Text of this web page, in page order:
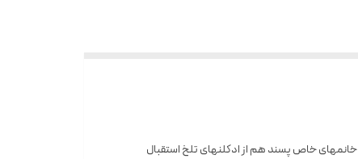
اما بعضی خانمهای خاص پسند هم از ادکلنهای تلخ استقبال